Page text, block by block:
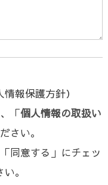
報保護方針）
「個人情報の取扱い
さい。
同意する」にチェッ
。